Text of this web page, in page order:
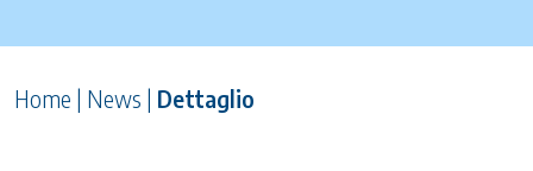
Home | News | Dettaglio